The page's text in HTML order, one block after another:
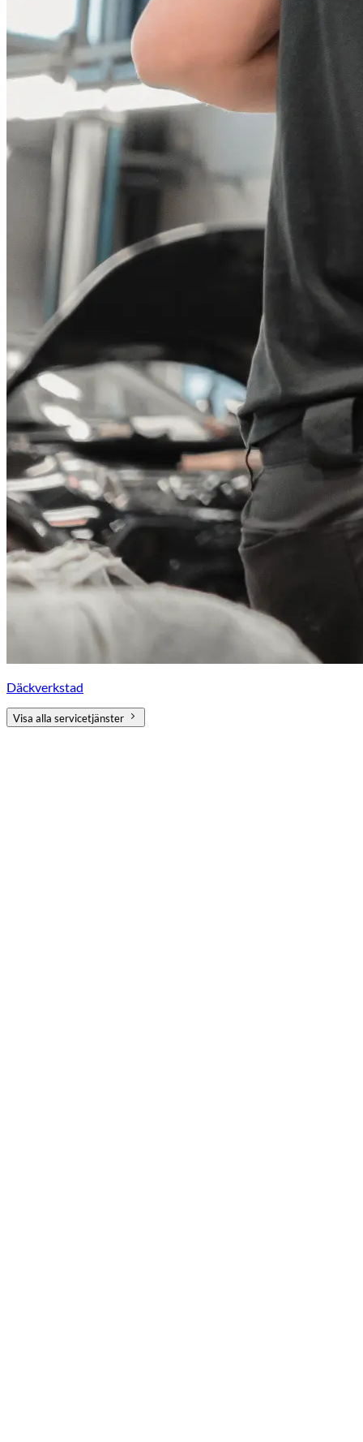
Däckverkstad
Visa alla servicetjänster